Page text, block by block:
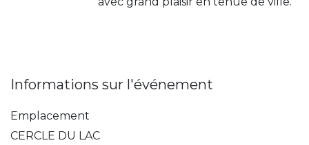
Informations sur l'événement
Emplacement
CERCLE DU LAC